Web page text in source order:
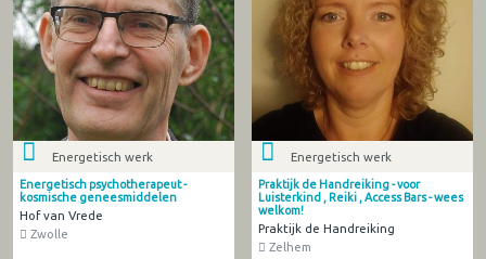
Energetisch werk
Energetisch psychotherapeut -
kosmische geneesmiddelen
Hof van Vrede
Zwolle
Energetisch werk
Praktijk de Handreiking - voor
Luisterkind , Reiki , Access Bars - wees
welkom!
Praktijk de Handreiking
Zelhem